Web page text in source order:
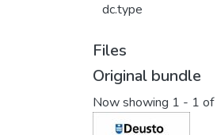
dc.type
Files
Original bundle
Now showing 1 - 1 of